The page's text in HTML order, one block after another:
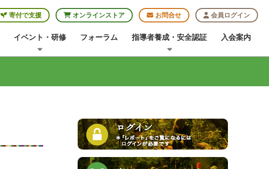
寄付で支援 オンラインストア お問合せ 会員ログイン
イベント・研修 フォーラム 指導者養成・安全認証 入会案内